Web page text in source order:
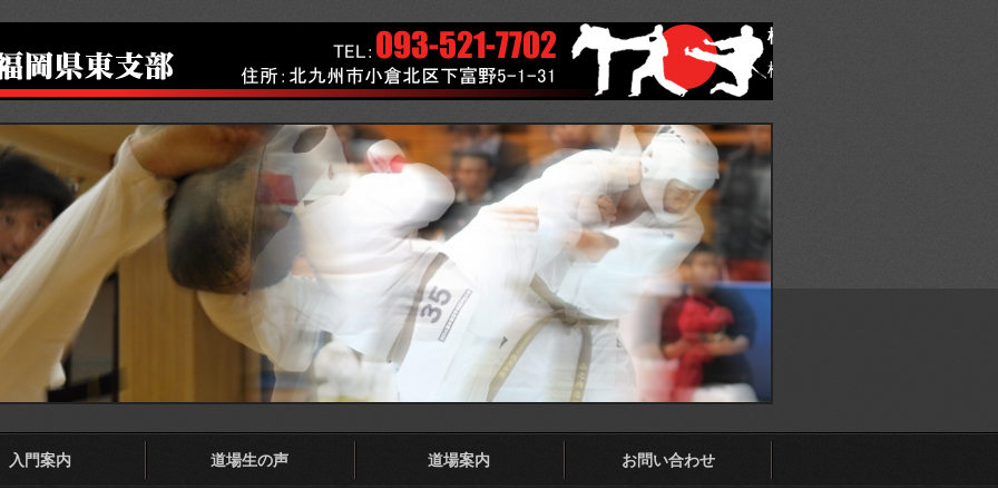
極真会館 福岡県東支部
極真会館 福岡県東支部 ホ
入門案内 道場生の声 道場案内 お問い合わせ